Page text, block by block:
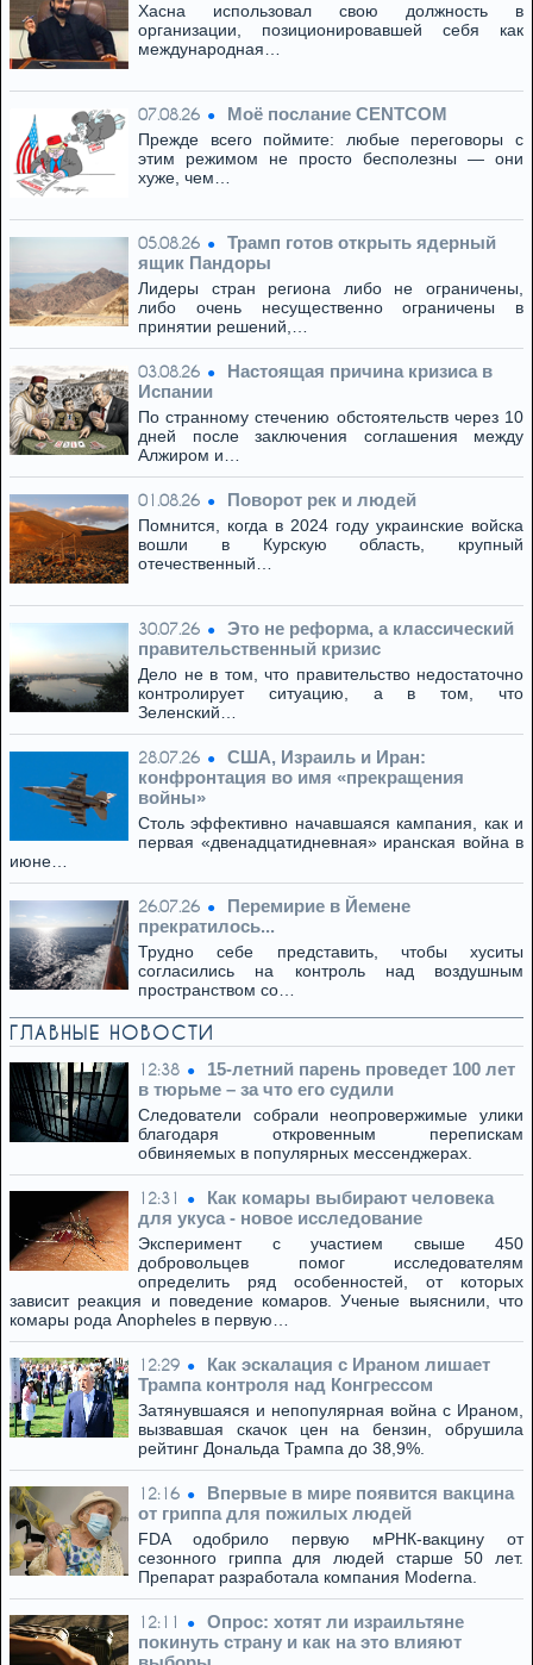
Хасна использовал свою должность в
организации, позиционировавшей себя как
международная…
07.08.26 Моё послание CENTCOM
Прежде всего поймите: любые переговоры с
этим режимом не просто бесполезны — они
хуже, чем…
05.08.26
Трамп готов открыть ядерный
ящик Пандоры
Лидеры стран региона либо не ограничены,
либо очень несущественно ограничены в
принятии решений,…
03.08.26
Настоящая причина кризиса в
Испании
По странному стечению обстоятельств через 10
дней после заключения соглашения между
Алжиром и…
01.08.26 Поворот рек и людей
Помнится, когда в 2024 году украинские войска
вошли в Курскую область, крупный
отечественный…
30.07.26
Это не реформа, а классический
правительственный кризис
Дело не в том, что правительство недостаточно
контролирует ситуацию, а в том, что
Зеленский…
28.07.26
США, Израиль и Иран:
конфронтация во имя «прекращения
войны»
Столь эффективно начавшаяся кампания, как и
первая «двенадцатидневная» иранская война в
июне…
26.07.26
Перемирие в Йемене
прекратилось...
Трудно себе представить, чтобы хуситы
согласились на контроль над воздушным
пространством со…
ГЛАВНЫЕ НОВОСТИ
12:38
15-летний парень проведет 100 лет
в тюрьме – за что его судили
Следователи собрали неопровержимые улики
благодаря откровенным перепискам
обвиняемых в популярных мессенджерах.
12:31
Как комары выбирают человека
для укуса - новое исследование
Эксперимент с участием свыше 450
добровольцев помог исследователям
определить ряд особенностей, от которых
зависит реакция и поведение комаров. Ученые выяснили, что
комары рода Anopheles в первую…
12:29
Как эскалация с Ираном лишает
Трампа контроля над Конгрессом
Затянувшаяся и непопулярная война с Ираном,
вызвавшая скачок цен на бензин, обрушила
рейтинг Дональда Трампа до 38,9%.
12:16
Впервые в мире появится вакцина
от гриппа для пожилых людей
FDA одобрило первую мРНК-вакцину от
сезонного гриппа для людей старше 50 лет.
Препарат разработала компания Moderna.
12:11
Опрос: хотят ли израильтяне
покинуть страну и как на это влияют